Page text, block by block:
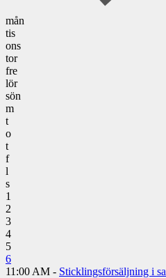
mån
tis
ons
tor
fre
lör
sön
m
t
o
t
f
l
s
1
2
3
4
5
6
11:00 AM - Sticklingsförsäljning i